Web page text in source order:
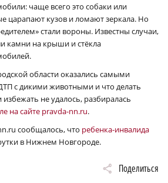
чаще всего это собаки или
царапают кузов и ломают зеркала. Но
стали вороны. Известны случаи,
камни на крыши и стёкла
области оказались самыми
с дикими животными и что делать
не удалось, разбиралась
на сайте pravda-nn.ru.
сообщалось, что ребенка-инвалида
в Нижнем Новгороде.
Поделиться